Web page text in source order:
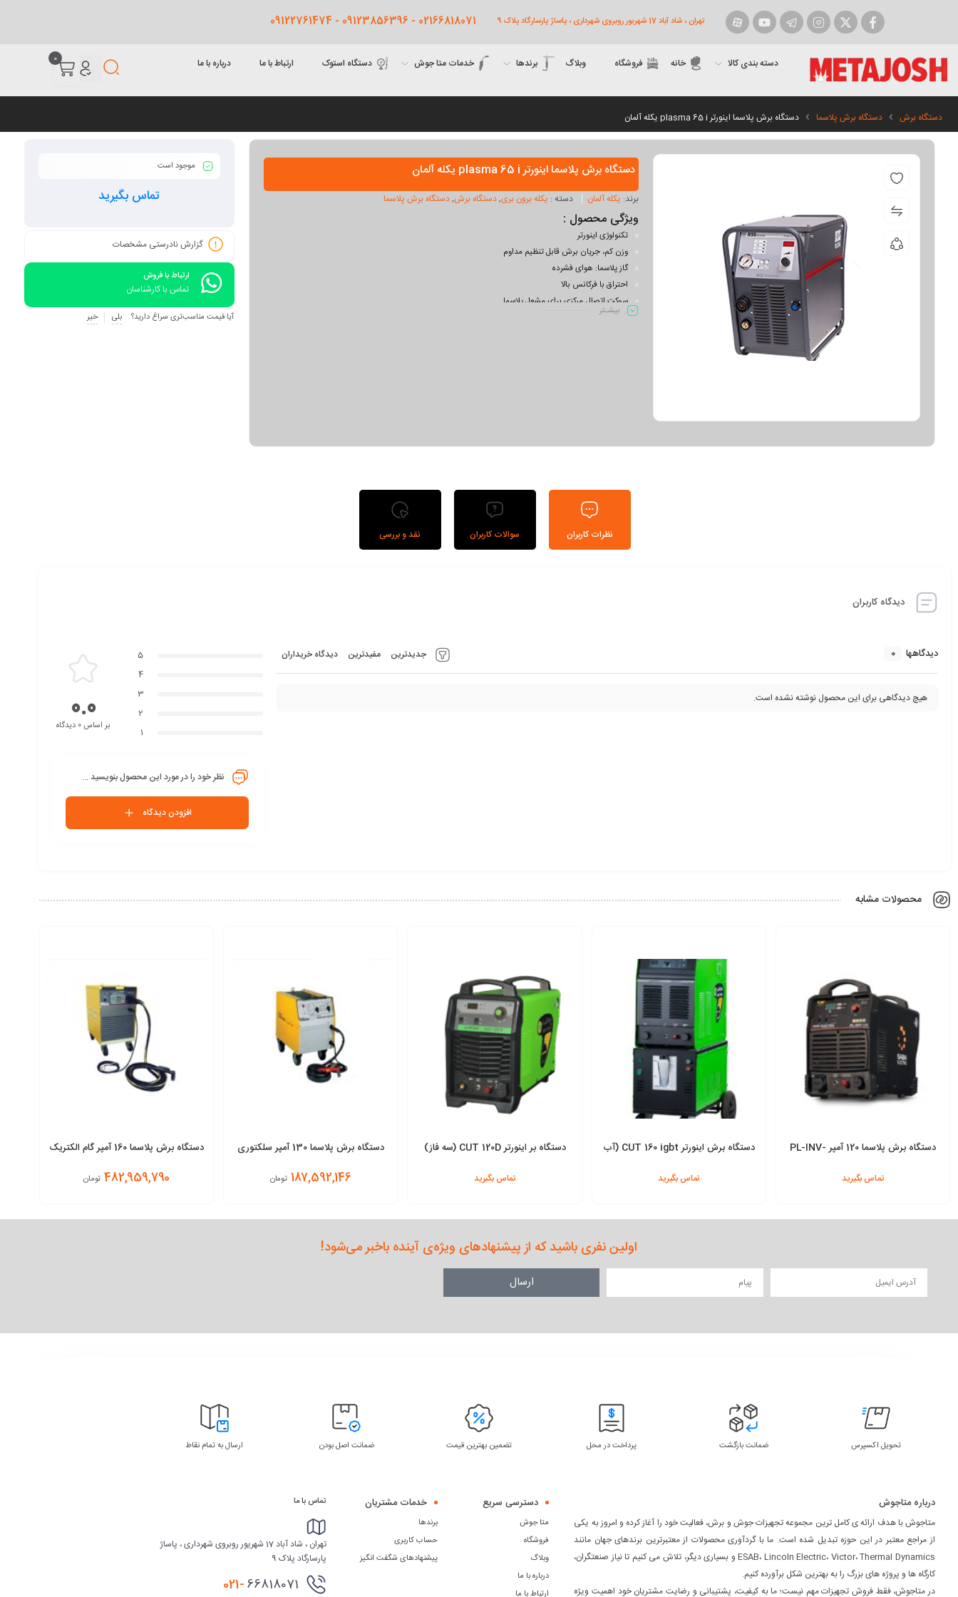
فیسبوک توییتر اینستاگرامتلگرام یوتیوب تهران ، شاد آباد 17 شهریور روبروی شهرداری ، پاساژ پارسارگاد پلاک 9 02166818071 - 09123856396 - 09122761474
دسته بندی کالا خانه فروشگاه وبلاگ برندها خدمات متا جوش دستگاه استوک ارتباط با ما درباره با ما 0
دستگاه برش دستگاه برش پلاسما دستگاه برش پلاسما اینورتر plasma 65 i یکله آلمان
دستگاه برش پلاسما اینورتر plasma 65 i یکله آلمان
برند: یکله آلمان دسته : یکله برون بری,دستگاه برش,دستگاه برش پلاسما
ویژگی محصول :
تکنولوژی اینورتر
وزن کم، جریان برش قابل تنظیم مداوم
گاز پلاسما: هوای فشرده
احتراق با فرکانس بالا
سوکت اتصال مرکزی برای مشعل پلاسما
فن با کنترل دما
بیشـتر
موجود است
تماس بگیرید
گزارش نادرستی مشخصات
ارتباط با فروش
تماس با کارشناسان
آیا قیمت مناسب‌تری سراغ دارید؟ بلی خیر
نظرات کاربران سوالات کاربران نقد و بررسی
دیدگاه کاربران
دیدگاهها 0 جدیدترین مفیدترین دیدگاه خریداران
هیچ دیدگاهی برای این محصول نوشته نشده است.
5
4
3
2
1
0.0بر اساس 0 دیدگاه
نظر خود را در مورد این محصول بنویسید ...
افزودن دیدگاه
محصولات مشابه
دستگاه برش پلاسما 120 آمپر PL-INV-
تماس بگیرید
افزودن به سبد
دستگاه برش اینورتر CUT 160 igbt (آب
تماس بگیرید
افزودن به سبد
دستگاه بر اینورتر CUT 120D (سه فاز)
تماس بگیرید
افزودن به سبد
دستگاه برش پلاسما 130 آمپر سلکتوری
187,592,146 تومان
افزودن به سبد
دستگاه برش پلاسما 160 آمپر گام الکتریک
482,959,790 تومان
افزودن به سبد
اولین نفری باشید که از پیشنهادهای ویژه‌ی آینده باخبر می‌شود!
ارسال
تحویل اکسپرس ضمانت بازگشت پرداخت در محل تضمین بهترین قیمت ضمانت اصل بودن ارسال به تمام نقاط
درباره متاجوش
متاجوش با هدف ارائه ی کامل ترین مجموعه تجهیزات جوش و برش، فعالیت خود را آغاز کرده و امروز به یکی
از مراجع معتبر در این حوزه تبدیل شده است. ما با گردآوری محصولات از معتبرترین برندهای جهان مانند
ESAB، Lincoln Electric، Victor، Thermal Dynamics و بسیاری دیگر، تلاش می کنیم تا نیاز صنعتگران،
کارگاه ها و پروژه های بزرگ را به بهترین شکل برآورده کنیم.
در متاجوش، فقط فروش تجهیزات مهم نیست؛ ما به کیفیت، پشتیبانی و رضایت مشتریان خود اهمیت ویژه
دسترسی سریع
متا جوش
فروشگاه
وبلاگ
درباره با ما
ارتباط با ما
خدمات مشتریان
برندها
حساب کاربری
پیشنهادهای شگفت انگیز
تماس با ما
تهران ، شاد آباد 17 شهریور روبروی شهرداری ، پاساژ
پارسارگاد پلاک 9
021-66818071